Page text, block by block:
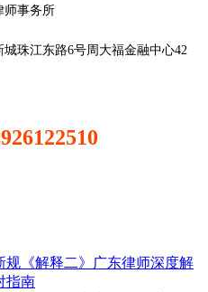
师事务所
珠江东路6号周大福金融中心42